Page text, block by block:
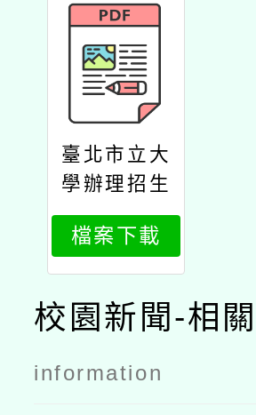
臺北市立大
學辦理招生
資訊公文
檔案下載
校園新聞-相
information